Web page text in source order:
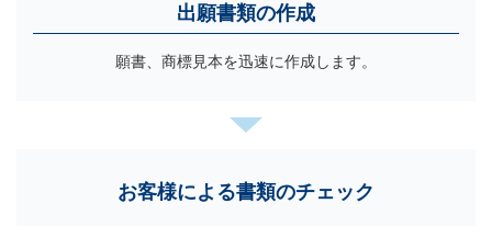
出願書類の作成
願書、商標見本を迅速に作成します。
お客様による書類のチェック